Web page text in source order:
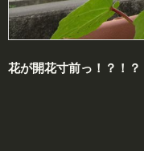
花が開花寸前っ！？！？